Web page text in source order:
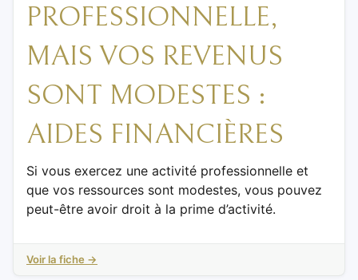
PROFESSIONNELLE,
MAIS VOS REVENUS
SONT MODESTES :
AIDES FINANCIÈRES
Si vous exercez une activité professionnelle et
que vos ressources sont modestes, vous pouvez
peut-être avoir droit à la prime d’activité.
Voir la fiche →